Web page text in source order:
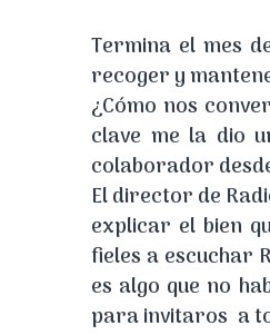
Termina el mes
recoger y
¿Cómo nos
clave me la dio
colaborador
El director de
explicar el bien
fieles a escuchar
es algo que no
para invitaros a